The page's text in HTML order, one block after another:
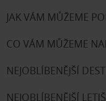
JAK VÁM MŮŽEME
CO VÁM MŮŽEME
NEJOBLÍBENĚJŠÍ
NEJOBLÍBENĚJŠÍ